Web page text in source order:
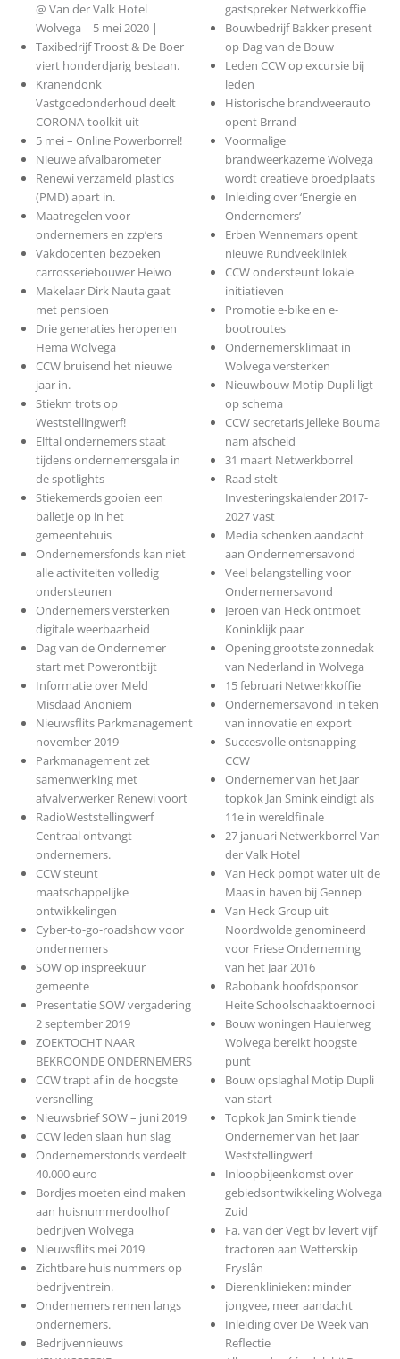
@ Van der Valk Hotel
Wolvega | 5 mei 2020 |
Taxibedrijf Troost & De Boer
viert honderdjarig bestaan.
Kranendonk
Vastgoedonderhoud deelt
CORONA-toolkit uit
5 mei – Online Powerborrel!
Nieuwe afvalbarometer
Renewi verzameld plastics
(PMD) apart in.
Maatregelen voor
ondernemers en zzp’ers
Vakdocenten bezoeken
carrosseriebouwer Heiwo
Makelaar Dirk Nauta gaat
met pensioen
Drie generaties heropenen
Hema Wolvega
CCW bruisend het nieuwe
jaar in.
Stiekm trots op
Weststellingwerf!
Elftal ondernemers staat
tijdens ondernemersgala in
de spotlights
Stiekemerds gooien een
balletje op in het
gemeentehuis
Ondernemersfonds kan niet
alle activiteiten volledig
ondersteunen
Ondernemers versterken
digitale weerbaarheid
Dag van de Ondernemer
start met Powerontbijt
Informatie over Meld
Misdaad Anoniem
Nieuwsflits Parkmanagement
november 2019
Parkmanagement zet
samenwerking met
afvalverwerker Renewi voort
RadioWeststellingwerf
Centraal ontvangt
ondernemers.
CCW steunt
maatschappelijke
ontwikkelingen
Cyber-to-go-roadshow voor
ondernemers
SOW op inspreekuur
gemeente
Presentatie SOW vergadering
2 september 2019
ZOEKTOCHT NAAR
BEKROONDE ONDERNEMERS
CCW trapt af in de hoogste
versnelling
Nieuwsbrief SOW – juni 2019
CCW leden slaan hun slag
Ondernemersfonds verdeelt
40.000 euro
Bordjes moeten eind maken
aan huisnummerdoolhof
bedrijven Wolvega
Nieuwsflits mei 2019
Zichtbare huis nummers op
bedrijventrein.
Ondernemers rennen langs
ondernemers.
Bedrijvennieuws
gastspreker Netwerkkoffie
Bouwbedrijf Bakker present
op Dag van de Bouw
Leden CCW op excursie bij
leden
Historische brandweerauto
opent Brrand
Voormalige
brandweerkazerne Wolvega
wordt creatieve broedplaats
Inleiding over ‘Energie en
Ondernemers’
Erben Wennemars opent
nieuwe Rundveekliniek
CCW ondersteunt lokale
initiatieven
Promotie e-bike en e-
bootroutes
Ondernemersklimaat in
Wolvega versterken
Nieuwbouw Motip Dupli ligt
op schema
CCW secretaris Jelleke Bouma
nam afscheid
31 maart Netwerkborrel
Raad stelt
Investeringskalender 2017-
2027 vast
Media schenken aandacht
aan Ondernemersavond
Veel belangstelling voor
Ondernemersavond
Jeroen van Heck ontmoet
Koninklijk paar
Opening grootste zonnedak
van Nederland in Wolvega
15 februari Netwerkkoffie
Ondernemersavond in teken
van innovatie en export
Succesvolle ontsnapping
CCW
Ondernemer van het Jaar
topkok Jan Smink eindigt als
11e in wereldfinale
27 januari Netwerkborrel Van
der Valk Hotel
Van Heck pompt water uit de
Maas in haven bij Gennep
Van Heck Group uit
Noordwolde genomineerd
voor Friese Onderneming
van het Jaar 2016
Rabobank hoofdsponsor
Heite Schoolschaaktoernooi
Bouw woningen Haulerweg
Wolvega bereikt hoogste
punt
Bouw opslaghal Motip Dupli
van start
Topkok Jan Smink tiende
Ondernemer van het Jaar
Weststellingwerf
Inloopbijeenkomst over
gebiedsontwikkeling Wolvega
Zuid
Fa. van der Vegt bv levert vijf
tractoren aan Wetterskip
Fryslân
Dierenklinieken: minder
jongvee, meer aandacht
Inleiding over De Week van
Reflectie